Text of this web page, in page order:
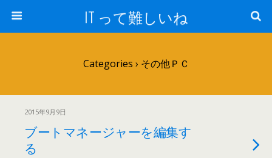
IT って難しいね
Categories › その他ＰＣ
2015年9月9日
ブートマネージャーを編集す
る